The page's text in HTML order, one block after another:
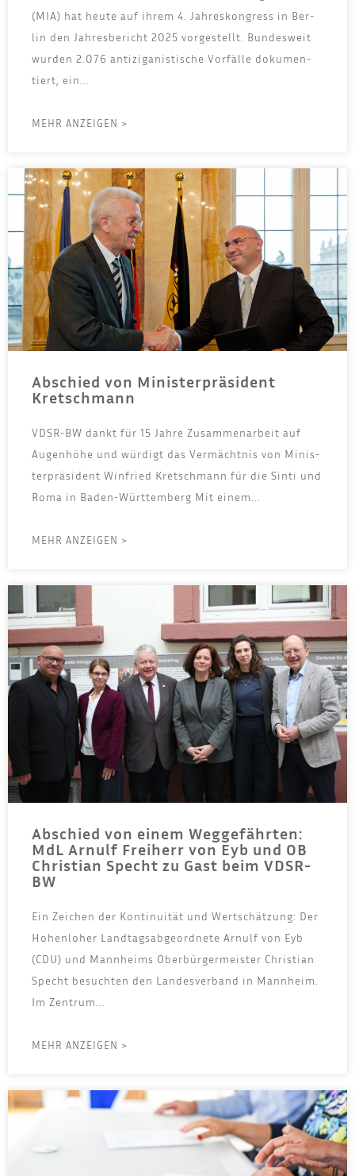
(MIA) hat heu­te auf ihrem 4. Jah­res­kon­gress in Ber­
lin den Jah­res­be­richt 2025 vor­ge­stellt. Bun­des­weit
wur­den 2.076 anti­zi­ga­nis­ti­sche Vor­fäl­le doku­men­
tiert, ein...
MEHR ANZEIGEN >
Abschied von Ministerpräsident
Kretschmann
VDSR-BW dankt für 15 Jah­re Zusam­men­ar­beit auf
Augen­hö­he und wür­digt das Ver­mächt­nis von Minis­
ter­prä­si­dent Win­fried Kret­sch­mann für die Sin­ti und
Roma in Baden-Württemberg Mit einem...
MEHR ANZEIGEN >
Abschied von einem Weggefährten:
MdL Arnulf Freiherr von Eyb und OB
Christian Specht zu Gast beim VDSR-
BW
Ein Zei­chen der Kon­ti­nui­tät und Wert­schät­zung: Der
Hohen­lo­her Land­tags­ab­ge­ord­ne­te Arnulf von Eyb
(CDU) und Mann­heims Ober­bür­ger­meis­ter Chris­ti­an
Specht besuch­ten den Lan­des­ver­band in Mann­heim.
Im Zen­trum...
MEHR ANZEIGEN >